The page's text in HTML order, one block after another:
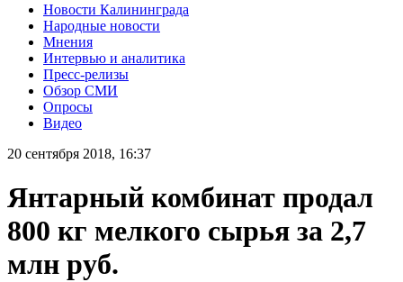
Новости Калининграда
Народные новости
Мнения
Интервью и аналитика
Пресс-релизы
Обзор СМИ
Опросы
Видео
20 сентября 2018, 16:37
Янтарный комбинат продал
800 кг мелкого сырья за 2,7
млн руб.